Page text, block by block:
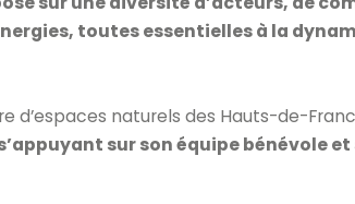
toutes essentielles à la
d’espaces naturels des Hauts-de-
sur son équipe bénévole et